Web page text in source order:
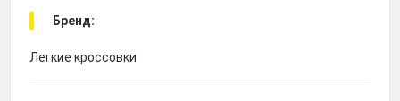
Бренд:
Легкие кроссовки